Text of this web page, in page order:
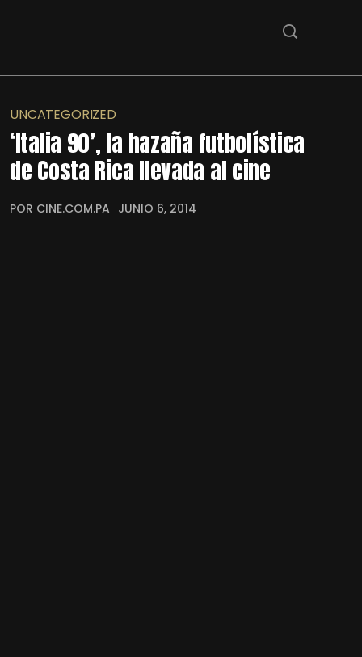
UNCATEGORIZED
‘Italia 90’, la hazaña futbolística
de Costa Rica llevada al cine
POR CINE.COM.PA JUNIO 6, 2014